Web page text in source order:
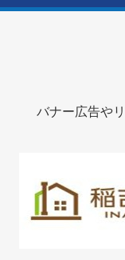
バナー広告や
の